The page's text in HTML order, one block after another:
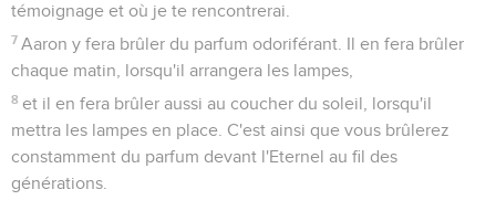
témoignage et où je te rencontrerai.
7 Aaron y fera brûler du parfum odoriférant. Il en fera brûler
chaque matin, lorsqu'il arrangera les lampes,
8 et il en fera brûler aussi au coucher du soleil, lorsqu'il
mettra les lampes en place. C'est ainsi que vous brûlerez
constamment du parfum devant l'Eternel au fil des
générations.